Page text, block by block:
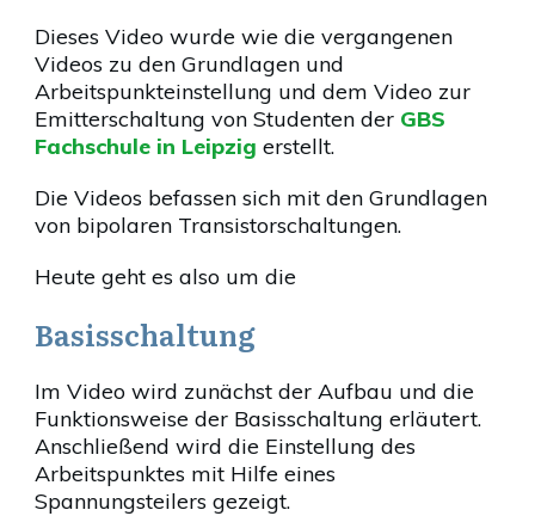
Dieses Video wurde wie die vergangenen
Videos zu den Grundlagen und
Arbeitspunkteinstellung und dem Video zur
Emitterschaltung von Studenten der GBS
Fachschule in Leipzig erstellt.
Die Videos befassen sich mit den Grundlagen
von bipolaren Transistorschaltungen.
Heute geht es also um die
Basisschaltung
Im Video wird zunächst der Aufbau und die
Funktionsweise der Basisschaltung erläutert.
Anschließend wird die Einstellung des
Arbeitspunktes mit Hilfe eines
Spannungsteilers gezeigt.